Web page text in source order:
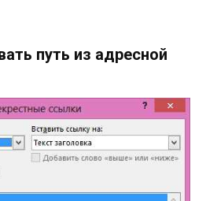
путь из адресной